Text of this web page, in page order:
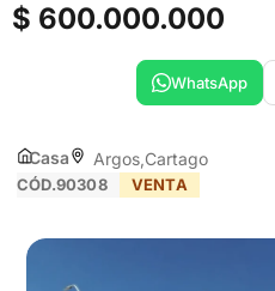
$ 600.000.000
WhatsApp
Casa Argos Cartago
CÓD.90308 VENTA